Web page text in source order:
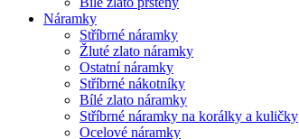
Náramky
Stříbrné náramky
Žluté zlato náramky
Ostatní náramky
Stříbrné nákotníky
Bílé zlato náramky
Stříbrné náramky na korálky a kuličky
Ocelové náramky